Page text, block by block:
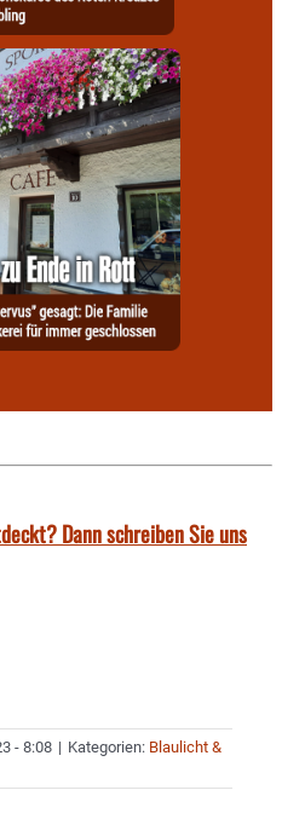
Dann schreiben Sie uns
- 8:08 | Kategorien: Blaulicht &